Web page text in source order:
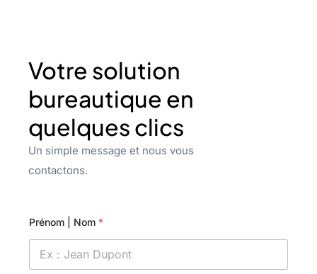
Votre solution
bureautique en
quelques clics
Un simple message et nous vous
contactons.
Prénom | Nom *